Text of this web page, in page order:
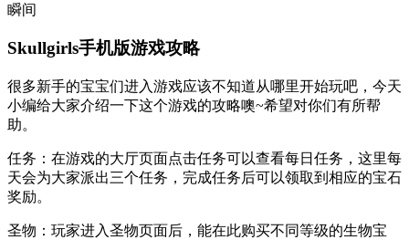
瞬间
Skullgirls手机版游戏攻略
很多新手的宝宝们进入游戏应该不知道从哪里开始玩吧，今天
小编给大家介绍一下这个游戏的攻略噢~希望对你们有所帮
助。
任务：在游戏的大厅页面点击任务可以查看每日任务，这里每
天会为大家派出三个任务，完成任务后可以领取到相应的宝石
奖励。
圣物：玩家进入圣物页面后，能在此购买不同等级的生物宝